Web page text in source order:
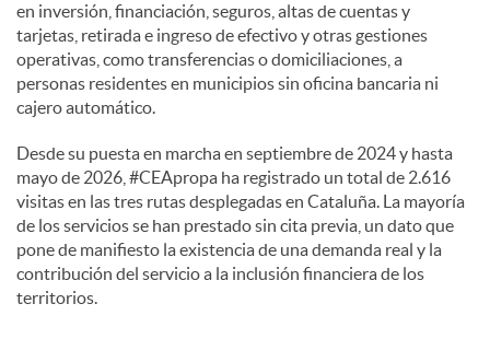
en inversión, financiación, seguros, altas de cuentas y
tarjetas, retirada e ingreso de efectivo y otras gestiones
operativas, como transferencias o domiciliaciones, a
personas residentes en municipios sin oficina bancaria ni
cajero automático.
Desde su puesta en marcha en septiembre de 2024 y hasta
mayo de 2026, #CEApropa ha registrado un total de 2.616
visitas en las tres rutas desplegadas en Cataluña. La mayoría
de los servicios se han prestado sin cita previa, un dato que
pone de manifiesto la existencia de una demanda real y la
contribución del servicio a la inclusión financiera de los
territorios.